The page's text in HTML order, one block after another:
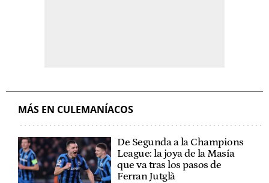
MÁS EN CULEMANÍACOS
De Segunda a la Champions
League: la joya de la Masía
que va tras los pasos de
Ferran Jutglà